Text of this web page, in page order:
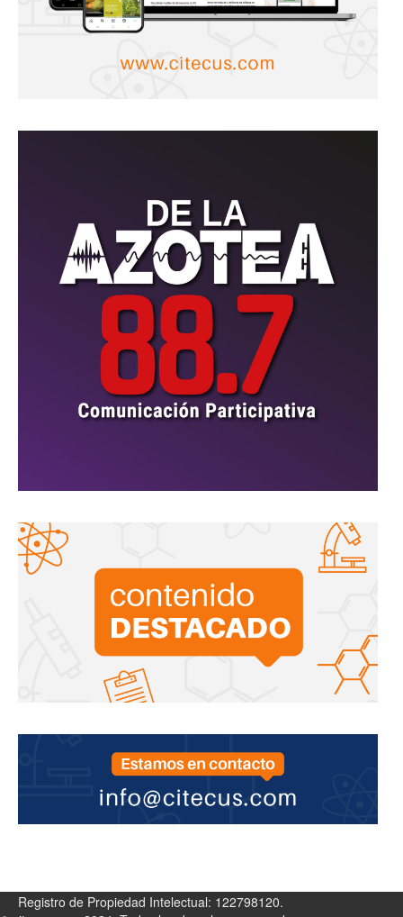
Registro de Propiedad Intelectual: 122798120.